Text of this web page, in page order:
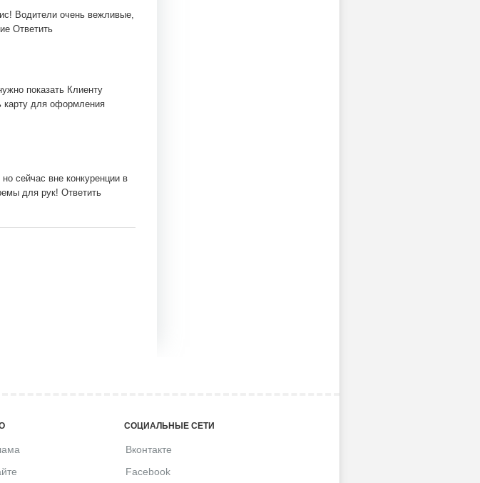
Водители очень вежливые,
Ответить
показать Клиенту
карту для оформления
сейчас вне конкуренции в
для рук! Ответить
СОЦИАЛЬНЫЕ СЕТИ
Вконтакте
Facebook